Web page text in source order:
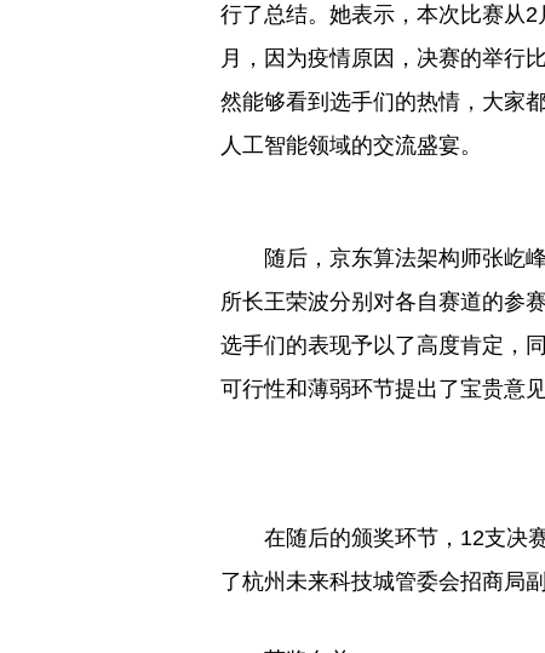
行了总结。她表示，本次比赛从
月，因为疫情原因，决赛的举行
然能够看到选手们的热情，大家
人工智能领域的交流盛宴。
随后，京东算法架构师张屹
所长王荣波分别对各自赛道的参
选手们的表现予以了高度肯定，
可行性和薄弱环节提出了宝贵意见
在随后的颁奖环节，12支决
了杭州未来科技城管委会招商局